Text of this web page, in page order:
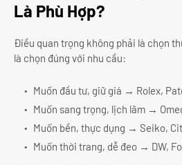
Là Phù Hợp?
Điều quan trọng không phải là chọn
là chọn đúng với nhu cầu:
Muốn đầu tư, giữ giá → Rolex,
Muốn sang trọng, lịch lãm →
Muốn bền, thực dụng → Seiko,
Muốn thời trang, dễ đeo → DW,